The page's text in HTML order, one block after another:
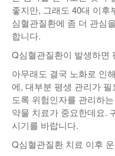
좋지만, 그래도 40대 이후
심혈관질환에 좀 더 관심
합니다.
Q심혈관질환이 발생하면
아무래도 결국 노화로 인
에, 대부분 평생 관리가
도록 위험인자를 관리하
약물 치료가 중요한데요.
시기를 바랍니다.
Q심혈관질환 치료 이후